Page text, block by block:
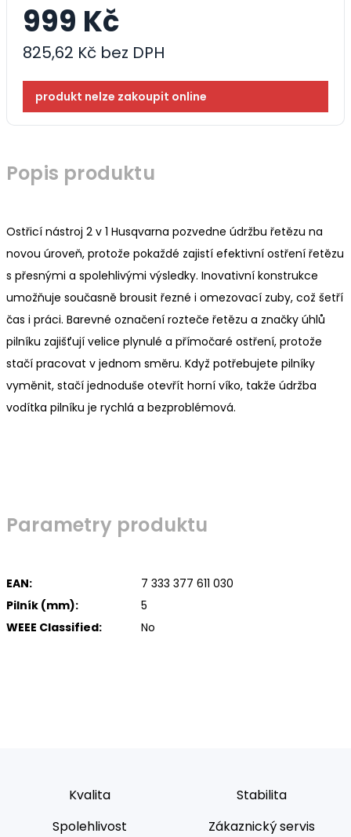
999 Kč
825,62 Kč bez DPH
produkt nelze zakoupit online
Popis produktu
Ostřicí nástroj 2 v 1 Husqvarna pozvedne údržbu řetězu na
novou úroveň, protože pokaždé zajistí efektivní ostření řetězu
s přesnými a spolehlivými výsledky. Inovativní konstrukce
umožňuje současně brousit řezné i omezovací zuby, což šetří
čas i práci. Barevné označení rozteče řetězu a značky úhlů
pilníku zajišťují velice plynulé a přímočaré ostření, protože
stačí pracovat v jednom směru. Když potřebujete pilníky
vyměnit, stačí jednoduše otevřít horní víko, takže údržba
vodítka pilníku je rychlá a bezproblémová.
Parametry produktu
EAN:
7 333 377 611 030
Pilník (mm):
5
WEEE Classified:
No
Kvalita
Stabilita
Spolehlivost
Zákaznický servis